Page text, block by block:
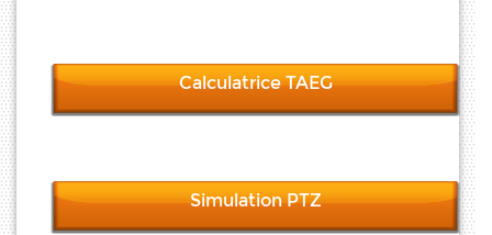
Calculatrice TAEG
Simulation PTZ